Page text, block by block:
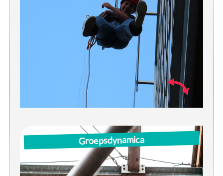
Groepsdynamica
Daag jezelf uit en boost je zelfvertrouwen.
Op het hoogteparcours buiten en in de
binnenklimzaal leer je als groep samenwerken